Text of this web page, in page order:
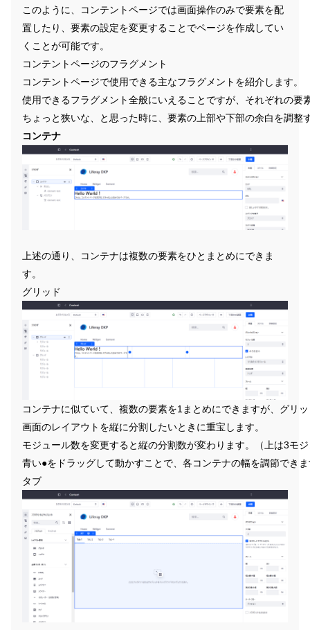
このように、コンテントページでは画面操作のみで要素を配
置したり、要素の設定を変更することでページを作成してい
くことが可能です。
コンテントページのフラグメント
コンテントページで使用できる主なフラグメントを紹介します。
使用できるフラグメント全般にいえることですが、それぞれの
ちょっと狭いな、と思った時に、要素の上部や下部の余白を調整
コンテナ
上述の通り、コンテナは複数の要素をひとまとめにできま
す。
グリッド
コンテナに似ていて、複数の要素を1まとめにできますが、グリ
画面のレイアウトを縦に分割したいときに重宝します。
モジュール数を変更すると縦の分割数が変わります。（上は3モ
青い●をドラッグして動かすことで、各コンテナの幅を調節でき
タブ